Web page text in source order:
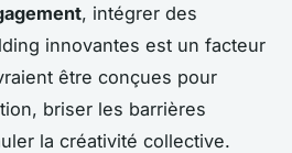
, intégrer des
innovantes est un facteur
être conçues pour
briser les barrières
la créativité collective.